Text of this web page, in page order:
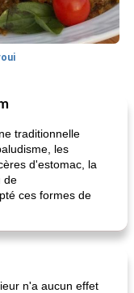
traditionnelle
les
d'estomac, la
de
ces formes de
n'a aucun effet